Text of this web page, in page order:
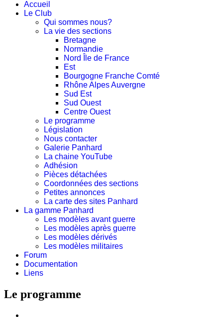
Accueil
Le Club
Qui sommes nous?
La vie des sections
Bretagne
Normandie
Nord Île de France
Est
Bourgogne Franche Comté
Rhône Alpes Auvergne
Sud Est
Sud Ouest
Centre Ouest
Le programme
Législation
Nous contacter
Galerie Panhard
La chaine YouTube
Adhésion
Pièces détachées
Coordonnées des sections
Petites annonces
La carte des sites Panhard
La gamme Panhard
Les modèles avant guerre
Les modèles après guerre
Les modèles dérivés
Les modèles militaires
Forum
Documentation
Liens
Le programme